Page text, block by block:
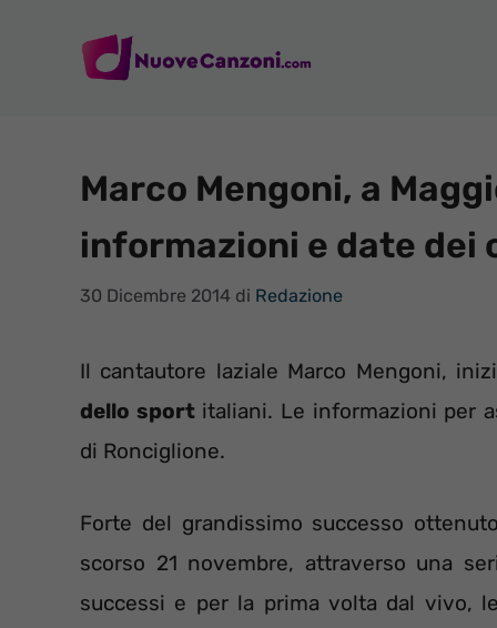
Marco Mengoni, a
informazioni e date dei
30 Dicembre 2014 di Redazione
Il cantautore laziale Marco Mengoni,
dello sportitaliani. Le informazioni per
di Ronciglione.
Forte del grandissimo successo
scorso 21 novembre, attraverso una
successi e per la prima volta dal vivo,